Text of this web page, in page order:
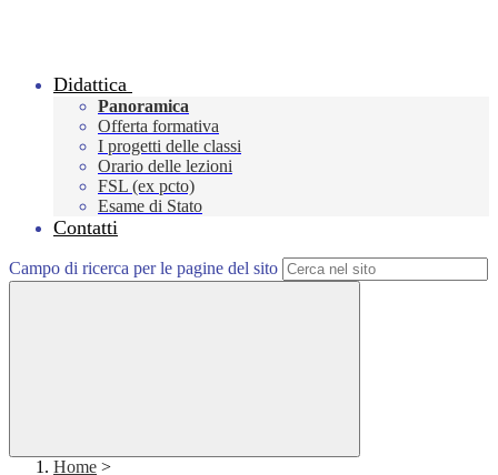
Didattica
Panoramica
Offerta formativa
I progetti delle classi
Orario delle lezioni
FSL (ex pcto)
Esame di Stato
Contatti
Campo di ricerca per le pagine del sito
Home >